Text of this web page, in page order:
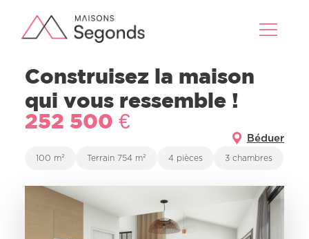
Construisez la maison
qui vous ressemble !
252 500 €
100 m² Terrain 754 m² 4 pièces 3 chambres
Béduer